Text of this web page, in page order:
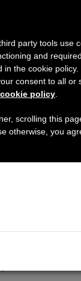
pide
que
del
T
t
S
e
al 7 de agosto
que en el
party tools use
and
in the cookie
consent to all or
cookie policy
scrolling this
otherwise, you